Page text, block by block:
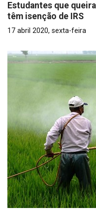
Estudantes que
têm isenção de IRS
17 abril 2020, sexta-feira